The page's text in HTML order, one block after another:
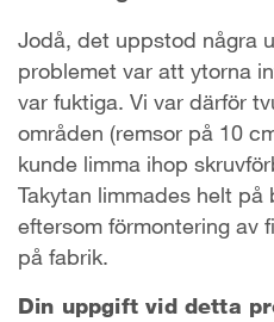
Jodå, det uppstod några
problemet var att ytorna
var fuktiga. Vi var därför
områden (remsor på 10
kunde limma ihop
Takytan limmades helt
eftersom förmontering av
på fabrik.
Din uppgift vid detta